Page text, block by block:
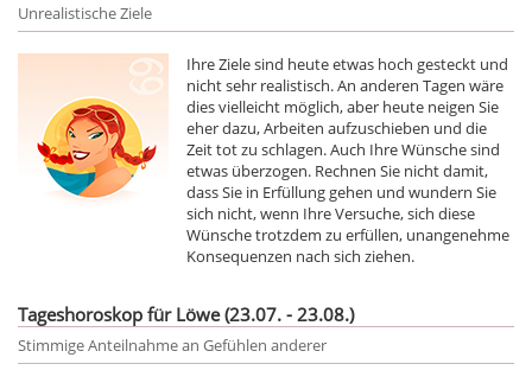
Unrealistische Ziele
Ihre Ziele sind heute etwas hoch gesteckt und
nicht sehr realistisch. An anderen Tagen wäre
dies vielleicht möglich, aber heute neigen Sie
eher dazu, Arbeiten aufzuschieben und die
Zeit tot zu schlagen. Auch Ihre Wünsche sind
etwas überzogen. Rechnen Sie nicht damit,
dass Sie in Erfüllung gehen und wundern Sie
sich nicht, wenn Ihre Versuche, sich diese
Wünsche trotzdem zu erfüllen, unangenehme
Konsequenzen nach sich ziehen.
Tageshoroskop für Löwe (23.07. - 23.08.)
Stimmige Anteilnahme an Gefühlen anderer